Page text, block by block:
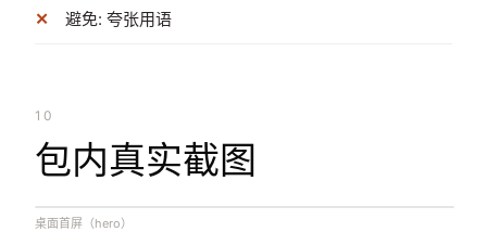
避免: 夸张用语
10
包内真实截图
桌面首屏（hero）